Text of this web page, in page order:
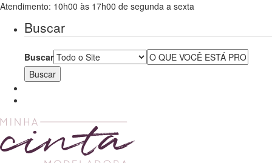
Atendimento: 10h00 às 17h00 de segunda a sexta
Buscar
Buscar